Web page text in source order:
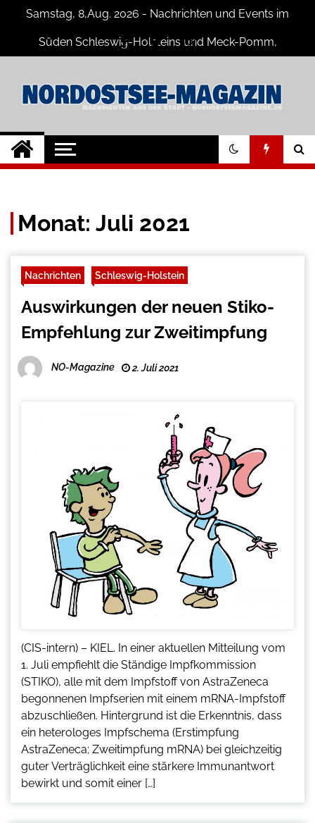
Samstag, 8,Aug. 2026 - Nachrichten und Events im
Süden Schleswig-Holsteins und Meck-Pomm,
Nord-Ostsee-
Magazine Blog
Der Blog der Nord-Ostsee Magazine
Monat: Juli 2021
Nachrichten Schleswig-Holstein
Auswirkungen der neuen Stiko-
Empfehlung zur Zweitimpfung
NO-Magazine 2. Juli 2021
(CIS-intern) – KIEL. In einer aktuellen Mitteilung vom
1. Juli empfiehlt die Ständige Impfkommission
(STIKO), alle mit dem Impfstoff von AstraZeneca
begonnenen Impfserien mit einem mRNA-Impfstoff
abzuschließen. Hintergrund ist die Erkenntnis, dass
ein heterologes Impfschema (Erstimpfung
AstraZeneca; Zweitimpfung mRNA) bei gleichzeitig
guter Verträglichkeit eine stärkere Immunantwort
bewirkt und somit einer […]